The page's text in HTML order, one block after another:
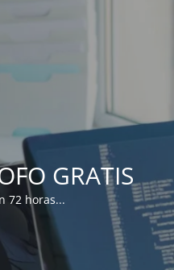
GRATIS
72 horas...